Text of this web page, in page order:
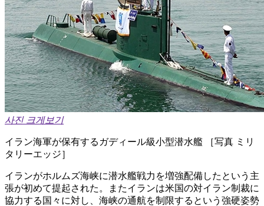
사진 크게보기
イラン海軍が保有するガディール級小型潜水艦 ［写真 ミリ
タリーエッジ］
イランがホルムズ海峡に潜水艦戦力を増強配備したという主
張が初めて提起された。またイランは米国の対イラン制裁に
協力する国々に対し、海峡の通航を制限するという強硬姿勢